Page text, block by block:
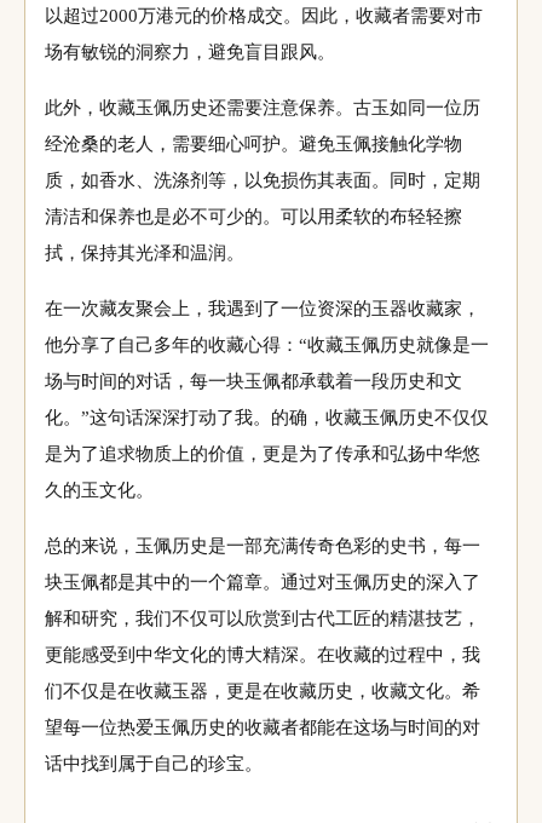
以超过2000万港元的价格成交。因此，收藏者需要对市
场有敏锐的洞察力，避免盲目跟风。
此外，收藏玉佩历史还需要注意保养。古玉如同一位历
经沧桑的老人，需要细心呵护。避免玉佩接触化学物
质，如香水、洗涤剂等，以免损伤其表面。同时，定期
清洁和保养也是必不可少的。可以用柔软的布轻轻擦
拭，保持其光泽和温润。
在一次藏友聚会上，我遇到了一位资深的玉器收藏家，
他分享了自己多年的收藏心得：“收藏玉佩历史就像是一
场与时间的对话，每一块玉佩都承载着一段历史和文
化。”这句话深深打动了我。的确，收藏玉佩历史不仅仅
是为了追求物质上的价值，更是为了传承和弘扬中华悠
久的玉文化。
总的来说，玉佩历史是一部充满传奇色彩的史书，每一
块玉佩都是其中的一个篇章。通过对玉佩历史的深入了
解和研究，我们不仅可以欣赏到古代工匠的精湛技艺，
更能感受到中华文化的博大精深。在收藏的过程中，我
们不仅是在收藏玉器，更是在收藏历史，收藏文化。希
望每一位热爱玉佩历史的收藏者都能在这场与时间的对
话中找到属于自己的珍宝。